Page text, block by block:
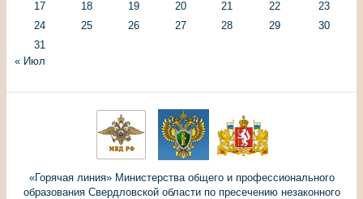
17
18 19 20 21 22
23
24
25 26 27 28 29
30
31
« Июл
«Горячая линия» Министерства общего и профессионального
образования Свердловской области по пресечению незаконного